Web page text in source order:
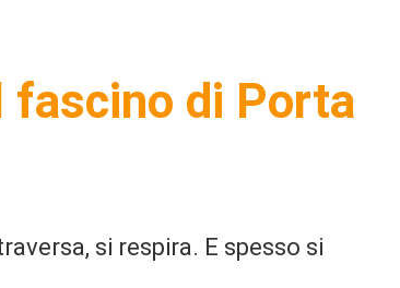
di Porta
si respira. E spesso si